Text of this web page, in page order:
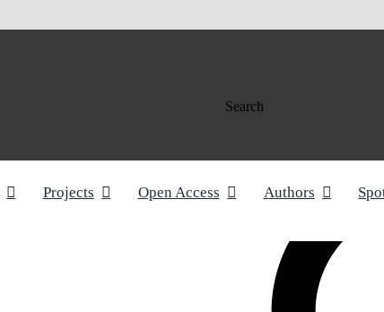
Search
Projects Open Access Authors